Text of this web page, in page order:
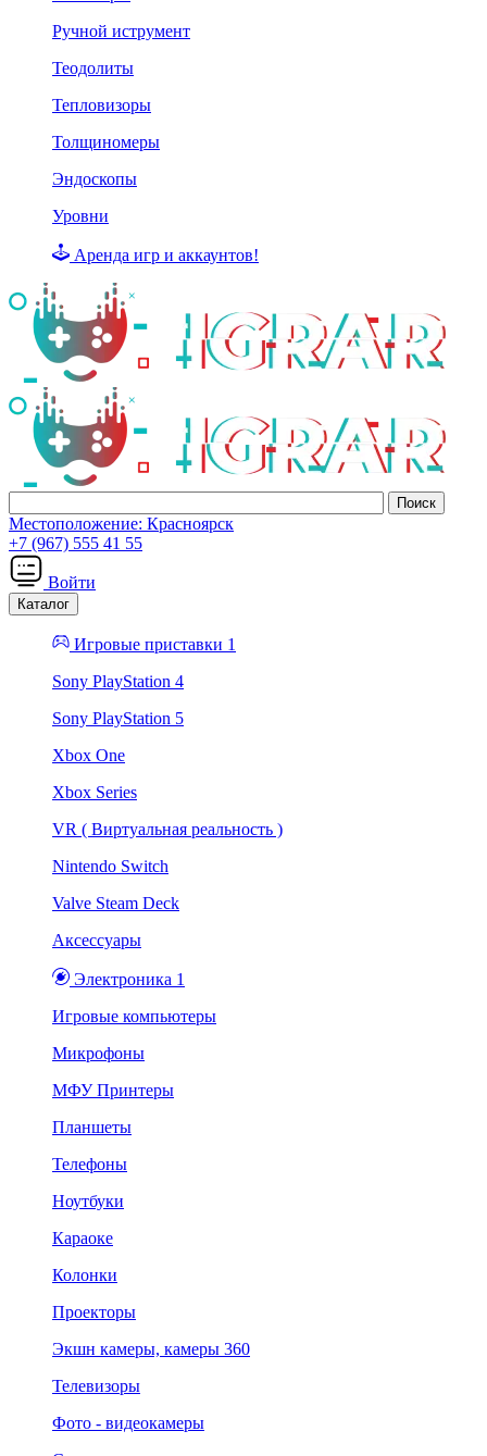
Ручной иструмент
Теодолиты
Тепловизоры
Толщиномеры
Эндоскопы
Уровни
Аренда игр и аккаунтов!
Местоположение: Красноярск
+7 (967) 555 41 55
Войти
Каталог
Игровые приставки 1
Sony PlayStation 4
Sony PlayStation 5
Xbox One
Xbox Series
VR ( Виртуальная реальность )
Nintendo Switch
Valve Steam Deck
Аксессуары
Электроника 1
Игровые компьютеры
Микрофоны
МФУ Принтеры
Планшеты
Телефоны
Ноутбуки
Караоке
Колонки
Проекторы
Экшн камеры, камеры 360
Телевизоры
Фото - видеокамеры